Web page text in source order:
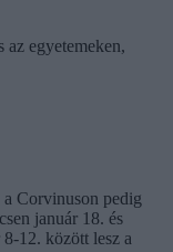
az egyetemeken,
Corvinuson pedig
január 18. és
12. között lesz a